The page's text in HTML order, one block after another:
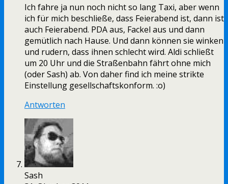
Ich fahre ja nun noch nicht so lang Taxi, aber wenn
ich für mich beschließe, dass Feierabend ist, dann ist
auch Feierabend. PDA aus, Fackel aus und dann
gemütlich nach Hause. Und dann können sie winken
und rudern, dass ihnen schlecht wird. Aldi schließt
um 20 Uhr und die Straßenbahn fährt ohne mich
(oder Sash) ab. Von daher find ich meine strikte
Einstellung gesellschaftskonform. :o)
Antworten
Sash